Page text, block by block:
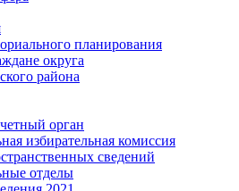
планирования
округа
района
орган
избирательная комиссия
сведений
отделы